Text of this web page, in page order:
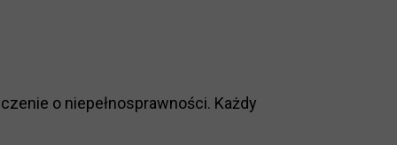
o niepełnosprawności. Każdy